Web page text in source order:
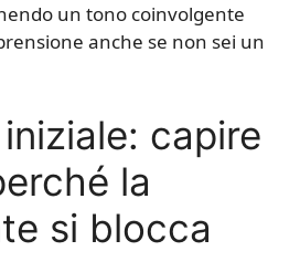
un tono coinvolgente
anche se non sei un
capire
la
si blocca